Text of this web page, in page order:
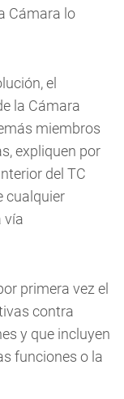
Cámara lo
el
la Cámara
miembros
expliquen por
del TC
cualquier
vía
primera vez el
contra
y que incluyen
funciones o la